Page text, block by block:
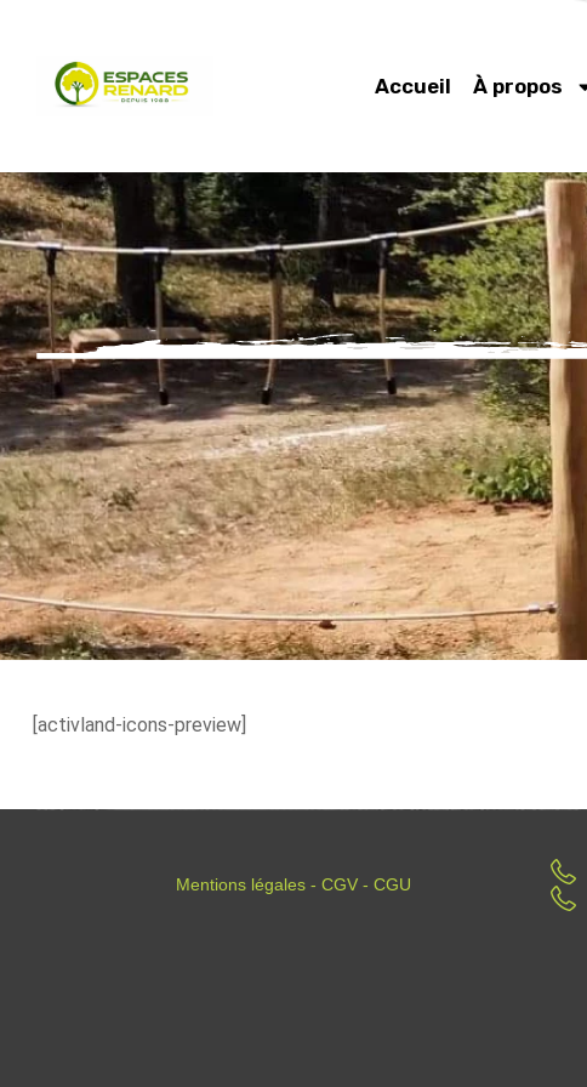
Accueil À propos
[activland-icons-preview]
Mentions légales - CGV - CGU